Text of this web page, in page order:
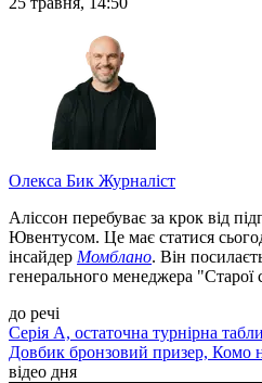
Олекса Бик Журналіст
Аліссон перебуває за крок від
Ювентусом. Це має статися
інсайдер Момблано. Він
генерального менеджера
до речі
Серія А, остаточна турнірна
Довбик бронзовий призер, Комо
відео дня